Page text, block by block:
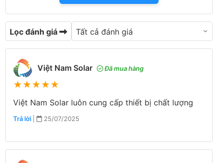
Lọc đánh giá
Việt Nam Solar Đã mua hàng
★★★★★
Việt Nam Solar luôn cung cấp thiết bị chất lượng
Trả lời | 25/07/2025